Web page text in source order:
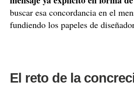
buscar esa concordancia en el
fundiendo los papeles de
El reto de la